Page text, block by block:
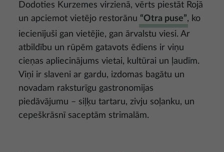
Dodoties Kurzemes virzienā, vērts piestāt Rojā
un apciemot vietējo restorānu “Otra puse”, ko
iecienījuši gan vietējie, gan ārvalstu viesi. Ar
atbildību un rūpēm gatavots ēdiens ir viņu
cieņas apliecinājums vietai, kultūrai un ļaudīm.
Viņi ir slaveni ar gardu, izdomas bagātu un
novadam raksturīgu gastronomijas
piedāvājumu – siļķu tartaru, zivju soļanku, un
cepeškrāsnī saceptām strimalām.